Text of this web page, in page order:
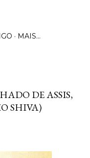
MAIS…
DE ASSIS,
SHIVA)